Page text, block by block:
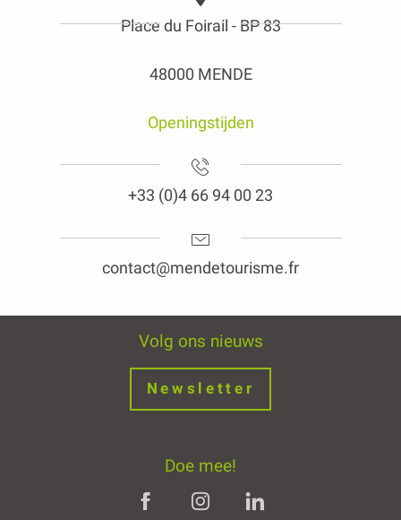
Place du Foirail - BP 83
48000 MENDE
Openingstijden
+33 (0)4 66 94 00 23
contact@mendetourisme.fr
Volg ons nieuws
Newsletter
Doe mee!